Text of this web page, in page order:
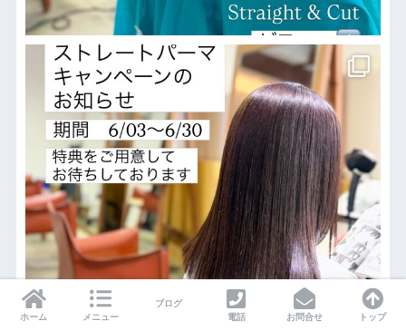
ホーム メニュー
ブログ
電話
お問合せ トップ